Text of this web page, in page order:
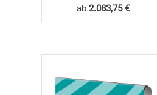
ab2.083,75 €